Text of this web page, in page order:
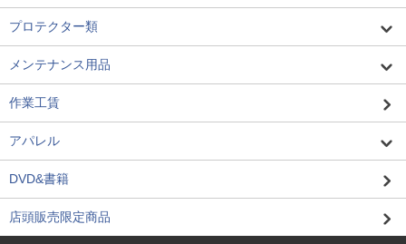
プロテクター類
メンテナンス用品
作業工賃
アパレル
DVD&書籍
店頭販売限定商品